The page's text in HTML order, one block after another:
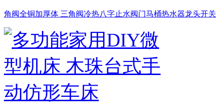
角阀全铜加厚体 三角阀冷热八字止水阀门马桶热水器龙头开关